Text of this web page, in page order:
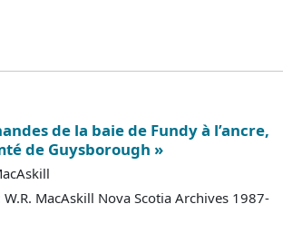
de la baie de Fundy à l’ancre,
de Guysborough »
MacAskill Nova Scotia Archives 1987-